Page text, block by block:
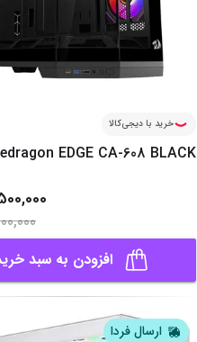
خرید با دیجی‌کالا
EDGE CA-608 BLACK
افزودن به سبد
ارسال فردا